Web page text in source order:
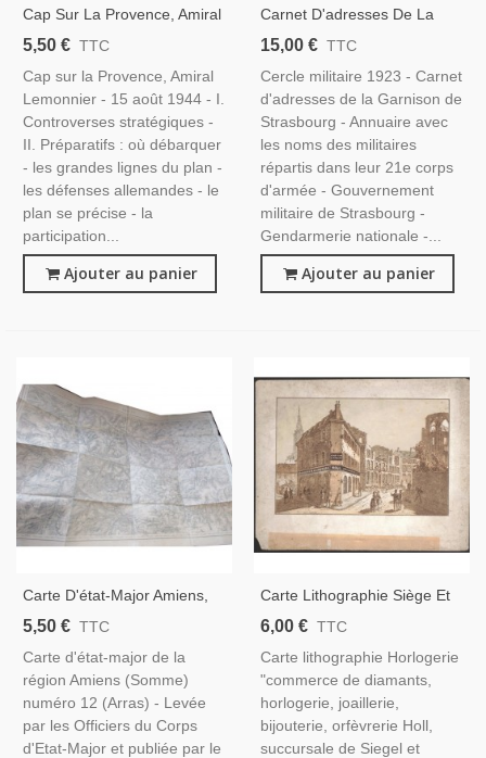
Cap Sur La Provence, Amiral
Lemonnier, 1954 - 2e Guerre
Marine Militaire,
5,50 € TTC
Cap sur la Provence, Amiral
Lemonnier - 15 août 1944 - I.
Controverses stratégiques -
II. Préparatifs : où débarquer
- les grandes lignes du plan -
les défenses allemandes - le
plan se précise - la
participation...
Ajouter au panier
Carnet D'adresses De La
Garnison De Strasbourg
Alsatiques, Annuaire Armée
15,00 € TTC
Cercle militaire 1923 - Carnet
d'adresses de la Garnison de
Strasbourg - Annuaire avec
les noms des militaires
répartis dans leur 21e corps
d'armée - Gouvernement
militaire de Strasbourg -
Gendarmerie nationale -...
Ajouter au panier
Carte D'état-Major Amiens,
Somme
5,50 € TTC
Carte d'état-major de la
région Amiens (Somme)
numéro 12 (Arras) - Levée
par les Officiers du Corps
d'Etat-Major et publiée par le
Carte Lithographie Siège Et
Bombardement De
Orfèvrerie Holl, Münch, 1871
- Guerre Franco-Prussienne,
6,00 € TTC
Carte lithographie Horlogerie
"commerce de diamants,
horlogerie, joaillerie,
bijouterie, orfèvrerie Holl,
succursale de Siegel et